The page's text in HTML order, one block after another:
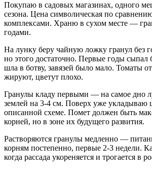
Покупаю в садовых магазинах, одного
сезона. Цена символическая по
комплексами. Храню в сухом месте —
годами.
На лунку беру чайную ложку гранул без
но этого достаточно. Первые годы сыпал
шла в ботву, завязей было мало. Томаты
жируют, цветут плохо.
Гранулы кладу первыми — на самое дно
землей на 3-4 см. Поверх уже укладываю
описанной схеме. Помет должен быть
корней, но в зоне их будущего развития.
Растворяются гранулы медленно —
корням постепенно, первые 2-3 недели.
когда рассада укореняется и трогается в